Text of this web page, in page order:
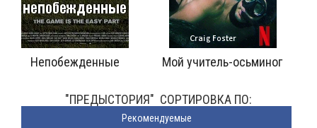
Мой учитель-осьминог
"ПРЕДЫСТОРИЯ" CОРТИРОВКА ПО:
Pекомендуемые